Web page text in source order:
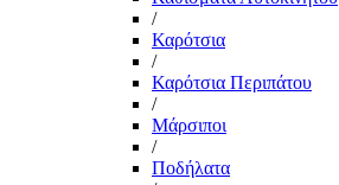
/
Καρότσια
/
Καρότσια Περιπάτου
/
Μάρσιποι
/
Ποδήλατα